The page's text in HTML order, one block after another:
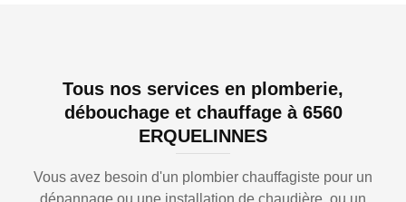
Tous nos services en plomberie,
débouchage et chauffage à 6560
ERQUELINNES
Vous avez besoin d'un plombier chauffagiste pour un
dépannage ou une installation de chaudière, ou un